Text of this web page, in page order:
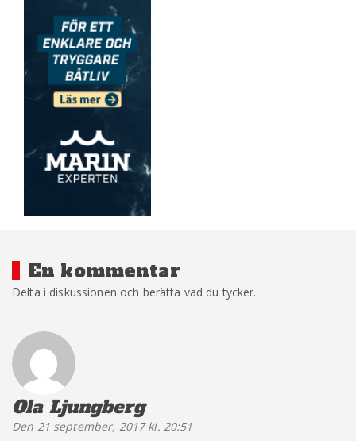
En kommentar
Delta i diskussionen och berätta vad du tycker.
Ola Ljungbergsäger:
Den 21 september, 2017 kl. 20:51